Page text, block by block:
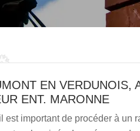
EN VERDUNOIS,
ENT. MARONNE
important de procéder à un